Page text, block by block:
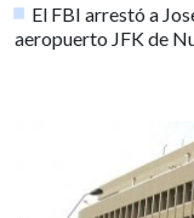
El FBI arrestó a
aeropuerto JFK de